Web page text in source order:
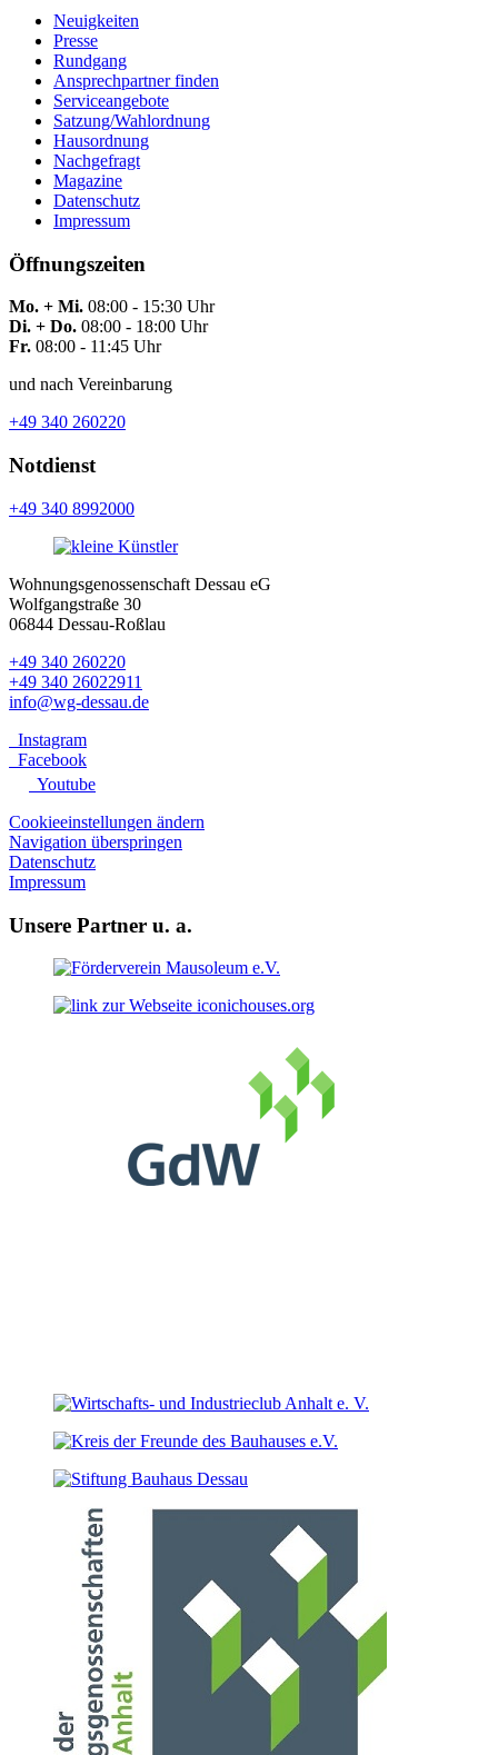
Neuigkeiten
Presse
Rundgang
Ansprechpartner finden
Serviceangebote
Satzung/Wahlordnung
Hausordnung
Nachgefragt
Magazine
Datenschutz
Impressum
Öffnungszeiten
Mo. + Mi. 08:00 - 15:30 Uhr
Di. + Do. 08:00 - 18:00 Uhr
Fr. 08:00 - 11:45 Uhr
und nach Vereinbarung
+49 340 260220
Notdienst
+49 340 8992000
Wohnungsgenossenschaft Dessau eG
Wolfgangstraße 30
06844 Dessau-Roßlau
+49 340 260220
+49 340 26022911
info@wg-dessau.de
Instagram
Facebook
Youtube
Cookieeinstellungen ändern
Navigation überspringen
Datenschutz
Impressum
Unsere Partner u. a.